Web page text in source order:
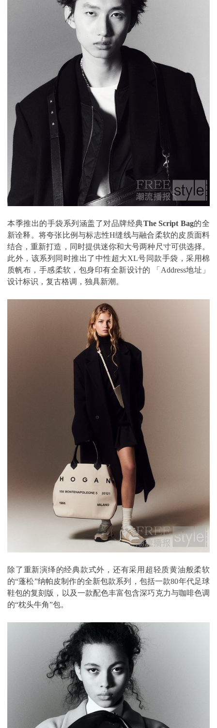
本季推出的手袋系列涵盖了对品牌经典The Script Bag的全
新诠释。将夸张比例与标志性H缝线与融合柔软的皮质面料
结合，重新打造，同时提供迷你和大号两种尺寸可供选择。
此外，该系列同时推出了中性超大XL号同款手袋，采用棉
质帆布，手感柔软，包身印有全新设计的 「Address地址」
设计标识，复古格调，独具新潮。
除了重新演绎的经典款式外，还有采用超轻质黄油般柔软
的“蓬松”纳帕皮制作的全新包款系列，包括一款80年代足球
鞋包的复刻版，以及一款配色丰富包含深巧克力与咖啡色调
的“枕头牛角”包。